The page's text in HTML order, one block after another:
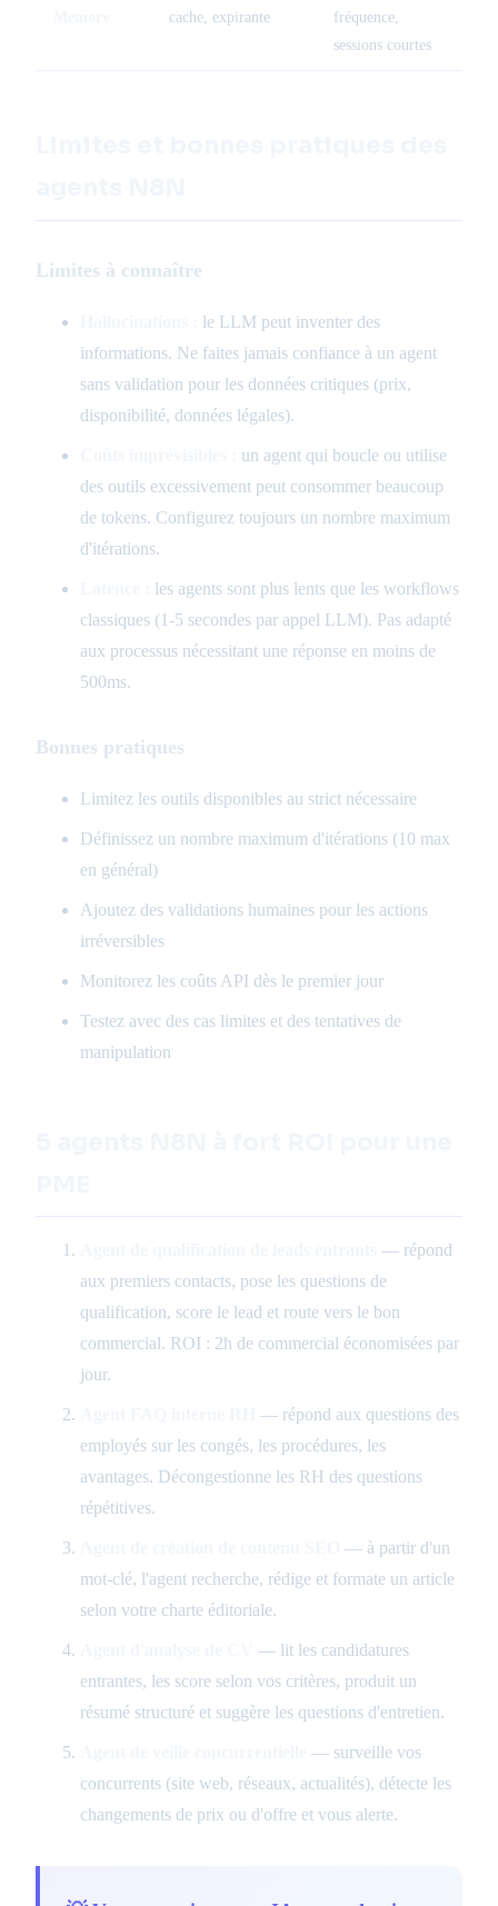
cache, expirante
fréquence,
sessions courtes
Limites à connaître
le LLM peut inventer des
informations. Ne faites jamais confiance à un agent
sans validation pour les données critiques (prix,
disponibilité, données légales).
un agent qui boucle ou utilise
des outils excessivement peut consommer beaucoup
de tokens. Configurez toujours un nombre maximum
d'itérations.
les agents sont plus lents que les workflows
classiques (1-5 secondes par appel LLM). Pas adapté
aux processus nécessitant une réponse en moins de
500ms.
Bonnes pratiques
Limitez les outils disponibles au strict nécessaire
Définissez un nombre maximum d'itérations (10 max
en général)
Ajoutez des validations humaines pour les actions
irréversibles
Monitorez les coûts API dès le premier jour
Testez avec des cas limites et des tentatives de
manipulation
— répond
aux premiers contacts, pose les questions de
qualification, score le lead et route vers le bon
commercial. ROI : 2h de commercial économisées par
jour.
— répond aux questions des
employés sur les congés, les procédures, les
avantages. Décongestionne les RH des questions
répétitives.
— à partir d'un
mot-clé, l'agent recherche, rédige et formate un article
selon votre charte éditoriale.
— lit les candidatures
entrantes, les score selon vos critères, produit un
résumé structuré et suggère les questions d'entretien.
— surveille vos
concurrents (site web, réseaux, actualités), détecte les
changements de prix ou d'offre et vous alerte.